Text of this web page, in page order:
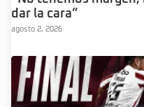
dar la cara”
agosto 2, 2026